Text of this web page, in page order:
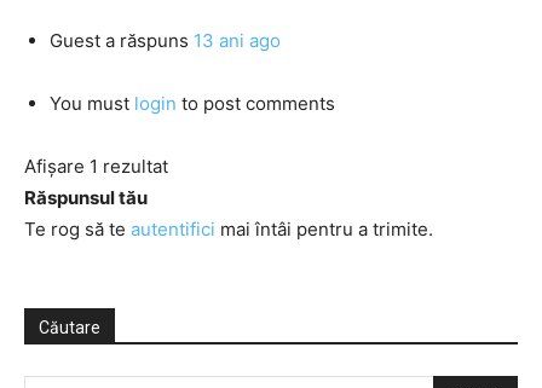
Guest a răspuns 13 ani ago
You must login to post comments
Afișare 1 rezultat
Răspunsul tău
Te rog să te autentifici mai întâi pentru a trimite.
Căutare